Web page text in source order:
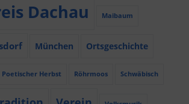
Dachau Maibaum
München Ortsgeschichte
Poetischer Herbst Röhrmoos Schwäbisch